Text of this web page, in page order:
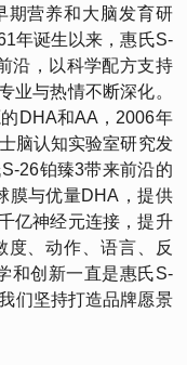
期营养和大脑发育研
年诞生以来，惠氏S-
沿，以科学配方支持
业与热情不断深化。
DHA和AA，2006年
脑认知实验室研究发
26铂臻3带来前沿的
膜与优量DHA，提供
亿神经元连接，提升
度、动作、语言、反
和创新一直是惠氏S-
们坚持打造品牌愿景